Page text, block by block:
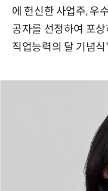
에 헌신한 사업주, 우
공자를 선정하여 포
직업능력의 달 기념